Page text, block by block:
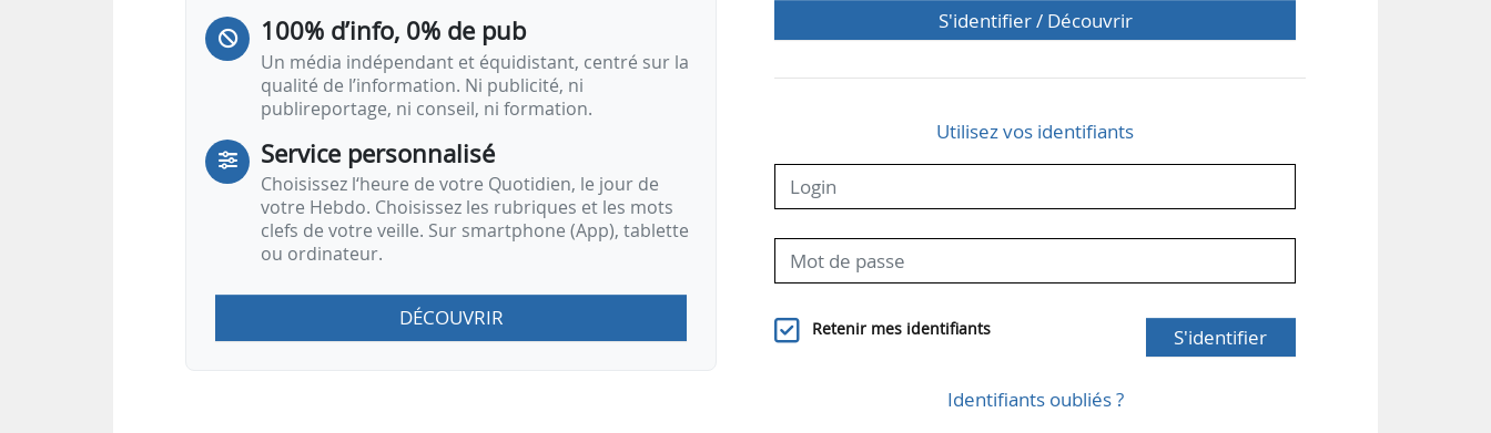
100% d’info, 0% de pub
Un média indépendant et équidistant, centré sur la
qualité de l’information. Ni publicité, ni
publireportage, ni conseil, ni formation.
Service personnalisé
Choisissez l‘heure de votre Quotidien, le jour de
votre Hebdo. Choisissez les rubriques et les mots
clefs de votre veille. Sur smartphone (App), tablette
ou ordinateur.
DÉCOUVRIR
S'identifier / Découvrir
Utilisez vos identifiants
Retenir mes identifiants S'identifier
Identifiants oubliés ?